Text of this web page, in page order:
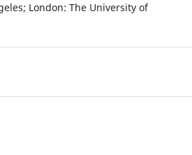
London: The University of